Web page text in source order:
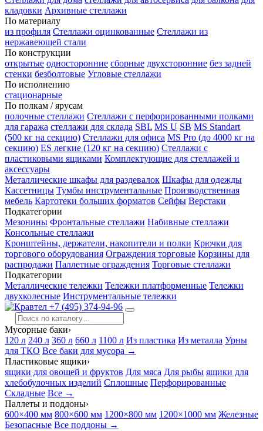
кладовки Архивные стеллажи
По материалу
из профиля Стеллажи оцинкованные Стеллажи из
нержавеющей стали
По конструкции
открытые односторонние сборные двухсторонние без задней
стенки безболтовые Угловые стеллажи
По исполнению
стационарные
По полкам / ярусам
полочные стеллажи Стеллажи с перфорированными полками
для гаража стеллажи для склада SBL MS U SB MS Standart
(500 кг на секцию) Стеллажи для офиса MS Pro (до 4000 кг на
секцию) ES легкие (120 кг на секцию) Стеллажи с
пластиковыми ящиками Комплектующие для стеллажей и
аксессуары
Металлические шкафы для раздевалок Шкафы для одежды
Кассетницы Тумбы инструментальные Производственная
мебель Картотеки больших форматов Сейфы Верстаки
Подкатегории
Мезонины Фронтальные стеллажи Набивные стеллажи
Консольные стеллажи
Кронштейны, держатели, накопители и полки Крючки для
торгового оборудования Ограждения торговые Корзины для
распродажи Паллетные ограждения Торговые стеллажи
Подкатегории
Металлические тележки Тележки платформенные Тележки
двухколесные Инструментальные тележки
+7 (495) 374-94-96
Мусорные баки›
120 л 240 л 360 л 660 л 1100 л Из пластика Из металла Урны
для ТКО Все баки для мусора →
Пластиковые ящики›
ящики для овощей и фруктов Для мяса Для рыбы ящики для
хлебобулочных изделий Сплошные Перфорированные
Складные Все →
Паллеты и поддоны›
600×400 мм 800×600 мм 1200×800 мм 1200×1000 мм Железные
Безопасные Все поддоны →